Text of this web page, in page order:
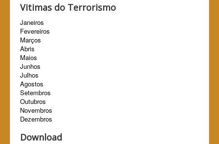
Vitimas do Terrorismo
Janeiros
Fevereiros
Marços
Abris
Maios
Junhos
Julhos
Agostos
Setembros
Outubros
Novembros
Dezembros
Download